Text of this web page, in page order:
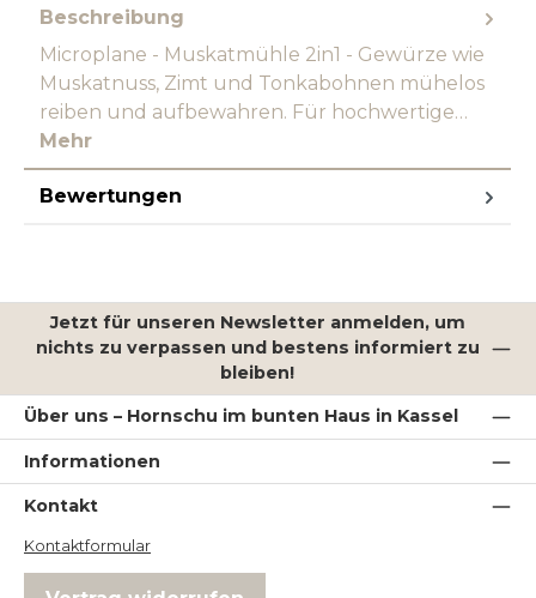
Beschreibung
Microplane - Muskatmühle 2in1 - Gewürze wie
Muskatnuss, Zimt und Tonkabohnen mühelos
reiben und aufbewahren. Für hochwertige…
Mehr
Bewertungen
Jetzt für unseren Newsletter anmelden, um
nichts zu verpassen und bestens informiert zu
bleiben!
Über uns – Hornschu im bunten Haus in Kassel
Informationen
Kontakt
Kontaktformular